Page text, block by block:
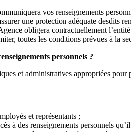
vos renseignements
une protection adéquate desdits
obligera contractuellement
toutes les conditions prévues à la
personnels ?
et administratives appropriées
et représentants ;
à des renseignements personnels